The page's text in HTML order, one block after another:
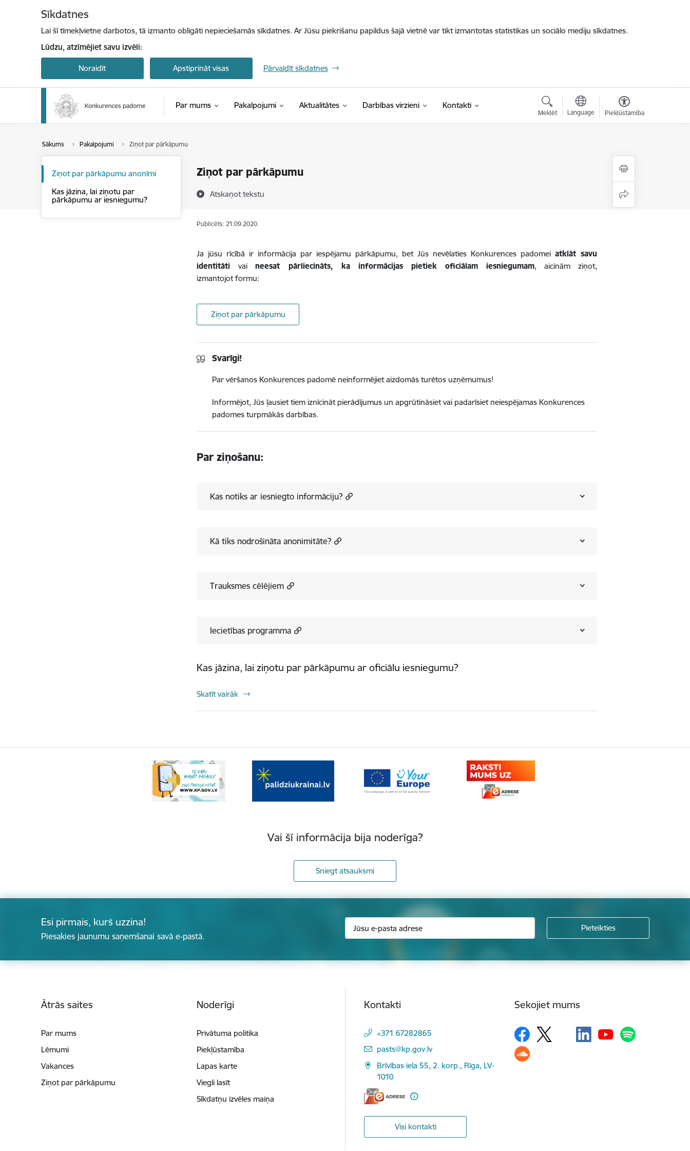
Sīkdatnes
Lai šī tīmekļvietne darbotos, tā izmanto obligāti nepieciešamās sīkdatnes. Ar Jūsu piekrišanu papildus šajā vietnē var tikt izmantotas statistikas un sociālo mediju sīkdatnes.
Lūdzu, atzīmējiet savu izvēli:
Noraidīt Apstiprināt visas Pārvaldīt sīkdatnes
Par mums Pakalpojumi Aktualitātes Darbības virzieni Kontakti
Meklēt Language Piekļūstamība
Sākums Pakalpojumi Ziņot par pārkāpumu
Ziņot par pārkāpumu
Atskaņot tekstu
Ziņot par pārkāpumu anonīmi
Kas jāzina, lai ziņotu par
pārkāpumu ar iesniegumu?
Publicēts: 21.09.2020.
Ja jūsu rīcībā ir informācija par iespējamu pārkāpumu, bet Jūs nevēlaties Konkurences padomeiatklāt savu
identitātivaineesat pārliecināts, ka informācijas pietiek oficiālam iesniegumam, aicinām ziņot,
izmantojot formu:
Ziņot par pārkāpumu
Svarīgi!
Par vēršanos Konkurences padomē neinformējiet aizdomās turētos uzņēmumus!
Informējot, Jūs ļausiet tiem iznīcināt pierādījumus un apgrūtināsiet vai padarīsiet neiespējamas Konkurences
padomes turpmākās darbības.
Par ziņošanu:
Kas notiks ar iesniegto informāciju?
Kā tiks nodrošināta anonimitāte?
Trauksmes cēlējiem
Iecietības programma
Kas jāzina, lai ziņotu par pārkāpumu ar oficiālu iesniegumu?
Skatīt vairāk
Vai šī informācija bija noderīga?
Sniegt atsauksmi
Esi pirmais, kurš uzzina!
Piesakies jaunumu saņemšanai savā e-pastā.
Ātrās saites
Par mums
Lēmumi
Vakances
Ziņot par pārkāpumu
Noderīgi
Privātuma politika
Piekļūstamība
Lapas karte
Viegli lasīt
Sīkdatņu izvēles maiņa
Kontakti
+371 67282865
E-pasts:
pasts@kp.gov.lv
Brīvības iela 55, 2. korp., Rīga, LV-
1010
Visi kontakti
Sekojiet mums